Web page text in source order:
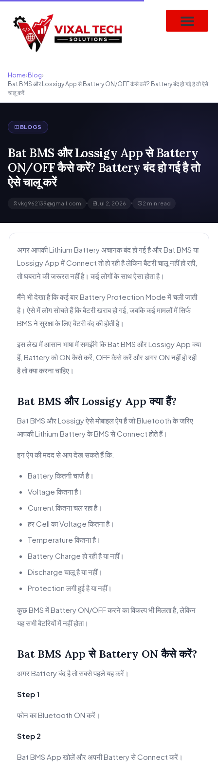
Home› Blog›
Bat BMS और Lossigy App से Battery ON/OFF कैसे करें? Battery बंद हो गई है तो ऐसे
चालू करें
BLOGS
Bat BMS और Lossigy App से Battery
ON/OFF कैसे करें? Battery बंद हो गई है तो
ऐसे चालू करें
vkg962139@gmail.com Jul 2, 2026 2 min read
अगर आपकी Lithium Battery अचानक बंद हो गई है और Bat BMS या
Lossigy App में Connect तो हो रही है लेकिन बैटरी चालू नहीं हो रही,
तो घबराने की जरूरत नहीं है। कई लोगों के साथ ऐसा होता है।
मैंने भी देखा है कि कई बार Battery Protection Mode में चली जाती
है। ऐसे में लोग सोचते हैं कि बैटरी खराब हो गई, जबकि कई मामलों में सिर्फ
BMS ने सुरक्षा के लिए बैटरी बंद की होती है।
इस लेख में आसान भाषा में समझेंगे कि Bat BMS और Lossigy App क्या
हैं, Battery को ON कैसे करें, OFF कैसे करें और अगर ON नहीं हो रही
है तो क्या करना चाहिए।
Bat BMS और Lossigy App क्या हैं?
Bat BMS और Lossigy ऐसे मोबाइल ऐप हैं जो Bluetooth के जरिए
आपकी Lithium Battery के BMS से Connect होते हैं।
इन ऐप की मदद से आप देख सकते हैं कि:
Battery कितनी चार्ज है।
Voltage कितना है।
Current कितना चल रहा है।
हर Cell का Voltage कितना है।
Temperature कितना है।
Battery Charge हो रही है या नहीं।
Discharge चालू है या नहीं।
Protection लगी हुई है या नहीं।
कुछ BMS में Battery ON/OFF करने का विकल्प भी मिलता है, लेकिन
यह सभी बैटरियों में नहीं होता।
Bat BMS App से Battery ON कैसे करें?
अगर Battery बंद है तो सबसे पहले यह करें।
Step 1
फोन का Bluetooth ON करें।
Step 2
Bat BMS App खोलें और अपनी Battery से Connect करें।